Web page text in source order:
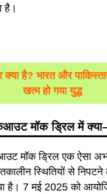
है।
क्या है? भारत और
खत्म हो गया युद्ध
मॉक ड्रिल में क्या
मॉक ड्रिल एक ऐसा
स्थितियों से निपटने
है। 7 मई 2025 को